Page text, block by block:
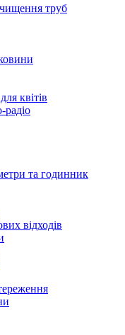
труб
квітів
радіо
та годинник
відходів